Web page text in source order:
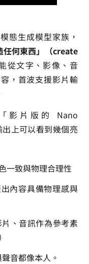
態生成模型家族，
任何東西」（create
從文字、影像、音
，首波支援影片輸
影片版的 Nano
上可以看到幾個亮
一致與物理合理性
內容具備物理感與
、音訊作為參考素
音都像本人。